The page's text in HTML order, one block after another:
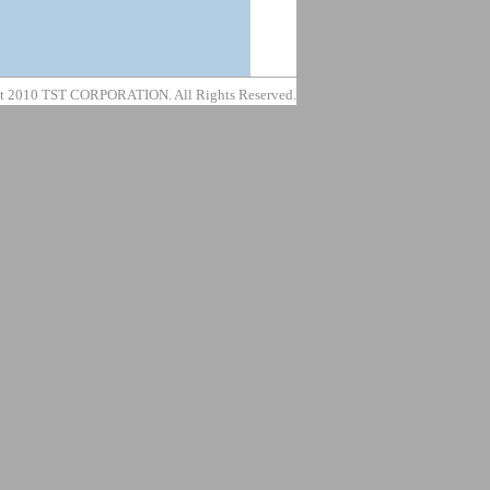
TST CORPORATION. All Rights Reserved.